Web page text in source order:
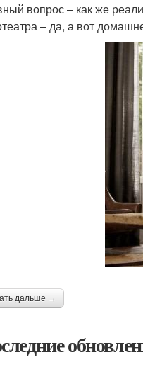
вопрос – как же
– да, а вот
дальше →